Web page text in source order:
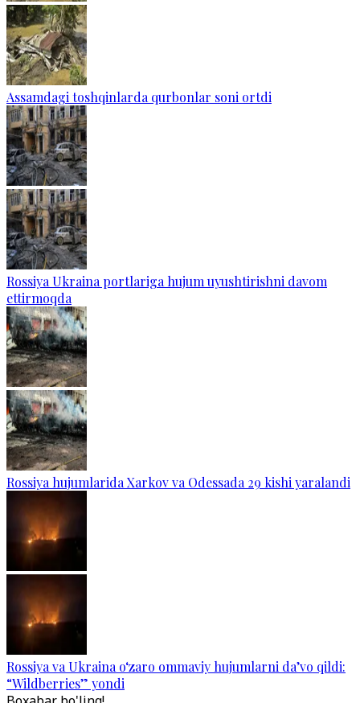
Assamdagi toshqinlarda qurbonlar soni ortdi
Rossiya Ukraina portlariga hujum uyushtirishni davom
ettirmoqda
Rossiya hujumlarida Xarkov va Odessada 29 kishi yaralandi
Rossiya va Ukraina o‘zaro ommaviy hujumlarni da’vo qildi:
“Wildberries” yondi